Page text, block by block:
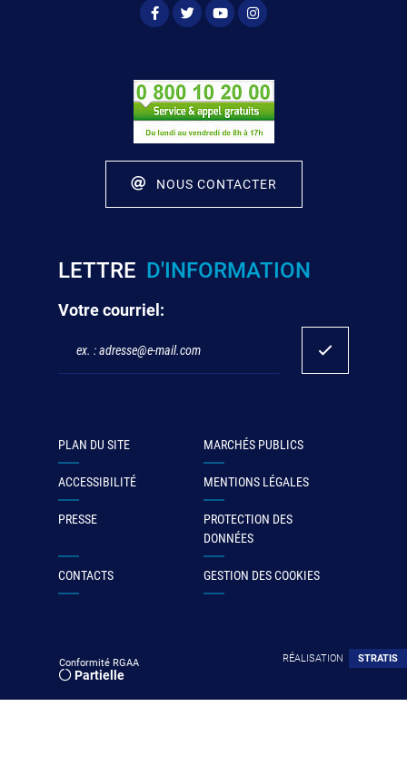
NOUS CONTACTER
LETTRE D'INFORMATION
Votre courriel:
PLAN DU SITE MARCHÉS PUBLICS
ACCESSIBILITÉ MENTIONS LÉGALES
PRESSE
PROTECTION DES
DONNÉES
CONTACTS GESTION DES COOKIES
Conformité RGAA
Partielle
RÉALISATION STRATIS